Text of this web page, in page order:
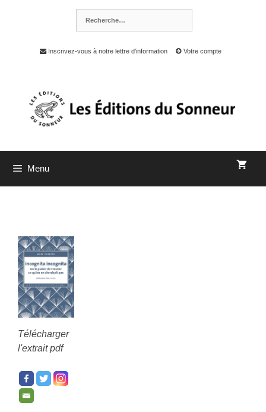
Inscrivez-vous à notre lettre d'information Votre compte
Menu
Télécharger
l'extrait pdf